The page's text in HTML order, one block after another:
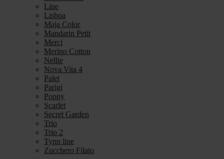
Line
Lisboa
Maja Color
Mandarin Petit
Merci
Merino Cotton
Nellie
Nova Vita 4
Palet
Parigi
Poppy
Scarlet
Secret Garden
Trio
Trio 2
Tynn line
Zucchero Filato